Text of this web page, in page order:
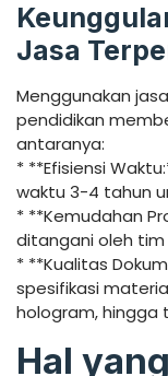
Jasa
Menggunakan
pendidikan
antaranya:
* **Efisiensi
waktu 3-4 tahun
* **Kemudahan
ditangani oleh tim
* **Kualitas
spesifikasi
hologram, hingga
Hal